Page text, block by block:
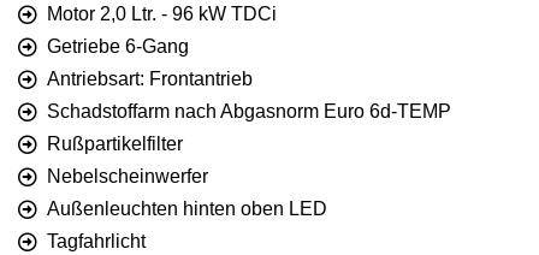
Motor 2,0 Ltr. - 96 kW TDCi
Getriebe 6-Gang
Antriebsart: Frontantrieb
Schadstoffarm nach Abgasnorm Euro 6d-TEMP
Rußpartikelfilter
Nebelscheinwerfer
Außenleuchten hinten oben LED
Tagfahrlicht